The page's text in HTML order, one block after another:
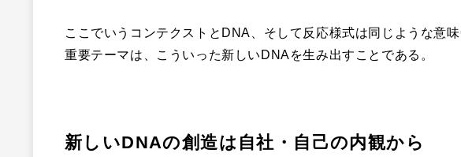
ここでいうコンテクストとDNA、そして反応様式は同じような意
重要テーマは、こういった新しいDNAを生み出すことである。
新しいDNAの創造は自社・自己の内観から